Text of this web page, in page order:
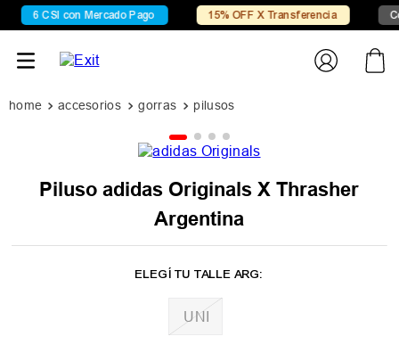
6 CSI con Mercado Pago 15% OFF X Transferencia
accesorios gorras pilusos
Piluso adidas Originals X Thrasher
Argentina
UNI